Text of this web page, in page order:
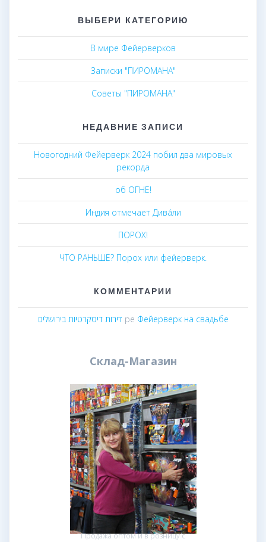
ВЫБЕРИ КАТЕГОРИЮ
В мире Фейерверков
Записки "ПИРОМАНА"
Советы "ПИРОМАНА"
НЕДАВНИЕ ЗАПИСИ
Новогодний Фейерверк 2024 побил два мировых
рекорда
об ОГНЕ!
Индия отмечает Дива́ли
ПОРОХ!
ЧТО РАНЬШЕ? Порох или фейерверк.
КОММЕНТАРИИ
דירות דיסקרטיות בירושליםpe Фейерверк на свадьбе
Склад-Магазин
Продажа оптом и в розницу с